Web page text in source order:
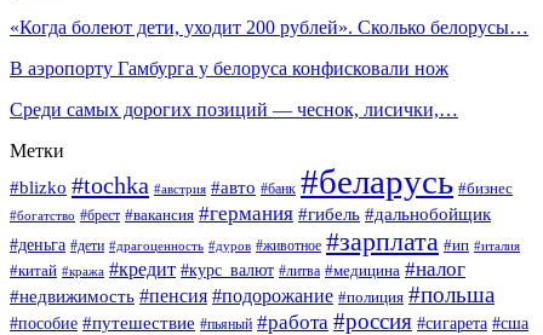
«Когда болеют дети, уходит 200 рублей». Сколько белорусы…
В аэропорту Гамбурга у белоруса конфисковали нож
Среди самых дорогих позиций — чеснок, лисички,…
Метки
#blizko #tochka #австрия #авто #банк #беларусь #бизнес
#богатство #брест #вакансия #германия #гибель #дальнобойщик
#деньга #дети #драгоценность #дуров #животное #зарплата #ип #италия
#китай #кража #кредит #курс_валют #литва #медицина #налог
#недвижимость #пенсия #подорожание #полиция #польша
#пособие #путешествие #пьяный #работа #россия #сигарета #сша